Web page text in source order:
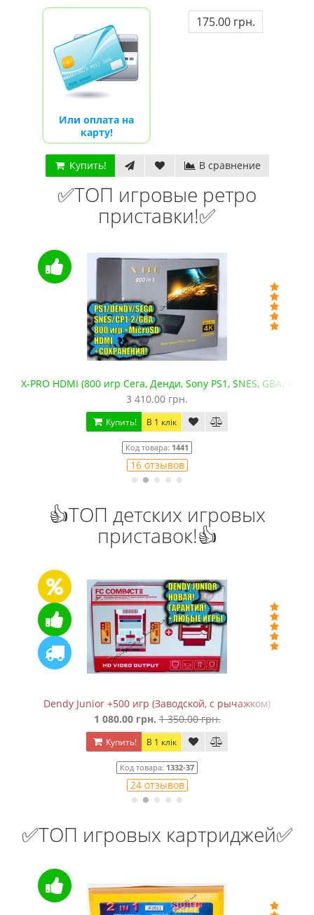
Или оплата на
карту!
175.00 грн.
Купить! В сравнение
✅ТОП игровые ретро
приставки!✅
+microSD)Сега Мега Драйв 2 (ОРИГИНАЛЬНОЕ качество!)
1 250.00 грн.
Купить! В 1 клік
Код товара:
79 отзывов
👍ТОП детских игровых
приставок!👍
Сега Мега Драйв 2 (+5 встроенных игр в 368
650.00 грн. 850.00 грн.
Купить! В 1 клік
Код товара:
25 отзывов
✅ТОП игровых картриджей✅